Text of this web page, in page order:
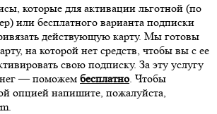
которые для активации льготной (по
или бесплатного варианта подписки
действующую карту. Мы готовы
на которой нет средств, чтобы вы с ее
свою подписку. За эту услугу
— поможем бесплатно. Чтобы
опцией напишите, пожалуйста,